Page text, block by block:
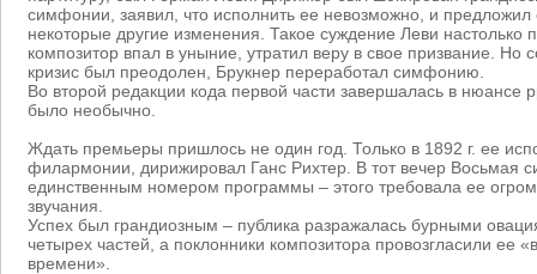
симфонии, заявил, что исполнить ее невозможно, и предложил
некоторые другие изменения. Такое суждение Леви настолько
композитор впал в уныние, утратил веру в свое призвание. Но
кризис был преодолен, Брукнер переработал симфонию.
Во второй редакции кода первой части завершалась в нюансе
было необычно.
Ждать премьеры пришлось не один год. Только в 1892 г. ее
филармонии, дирижировал Ганс Рихтер. В тот вечер Восьмая
единственным номером программы – этого требовала ее
звучания.
Успех был грандиозным – публика разражалась бурными
четырех частей, а поклонники композитора провозгласили ее
времени».